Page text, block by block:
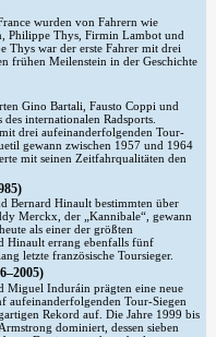
wurden von Fahrern wie
Philippe Thys, Firmin Lambot und
Thys war der erste Fahrer mit drei
frühen Meilenstein in der Geschichte
Gino Bartali, Fausto Coppi und
internationalen Radsports.
drei aufeinanderfolgenden Tour-
gewann zwischen 1957 und 1964
mit seinen Zeitfahrqualitäten den
Bernard Hinault bestimmten über
Merckx, der „Kannibale“, gewann
als einer der größten
Hinault errang ebenfalls fünf
letzte französische Toursieger.
Miguel Induráin prägten eine neue
aufeinanderfolgenden Tour-Siegen
Rekord auf. Die Jahre 1999 bis
dominiert, dessen sieben